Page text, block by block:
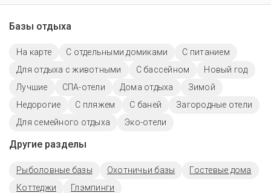
Базы отдыха
На карте С отдельными домиками
С питанием
Для отдыха с животными
С бассейном
Новый год
Лучшие
СПА-отели Дома отдыха
Зимой
Недорогие
С пляжем С баней
Загородные отели
Для семейного отдыха
Эко-отели
Другие разделы
Рыболовные базы Охотничьи базы
Гостевые дома
Коттеджи
Глэмпинги